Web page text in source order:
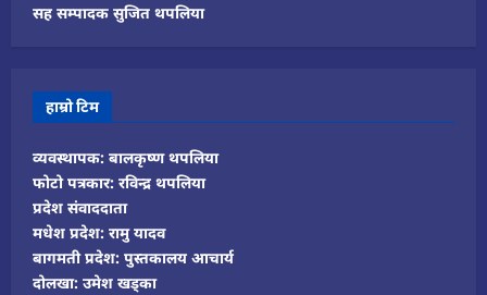
सह सम्पादक सुजित थपलिया
हाम्रो टिम
व्यवस्थापक: बालकृष्ण थपलिया
फोटो पत्रकार: रविन्द्र थपलिया
प्रदेश संवाददाता
मधेश प्रदेश: रामु यादव
बागमती प्रदेश: पुस्तकालय आचार्य
दोलखा: उमेश खड्का